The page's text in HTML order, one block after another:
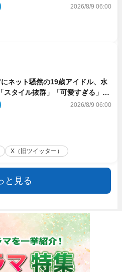
しい」
2026/8/9 06:00
にネット騒然の19歳アイドル、水
スタイル抜群」「可愛すぎる」と
2026/8/9 06:00
X（旧ツイッター）
と見る